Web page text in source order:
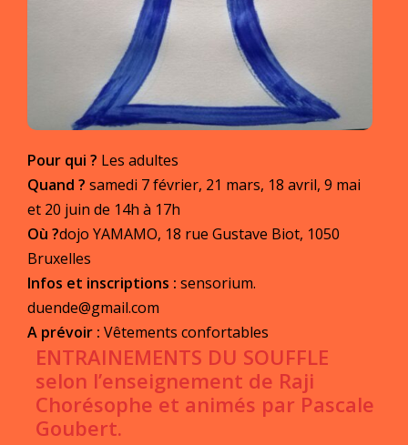
Pour qui ? Les adultes
Quand ? samedi 7 février, 21 mars, 18 avril, 9 mai
et 20 juin de 14h à 17h
Où ?dojo YAMAMO, 18 rue Gustave Biot, 1050
Bruxelles
Infos et inscriptions : sensorium.
duende@gmail.com
A prévoir : Vêtements confortables
ENTRAINEMENTS DU SOUFFLE
selon l’enseignement de Raji
Chorésophe et animés par Pascale
Goubert.